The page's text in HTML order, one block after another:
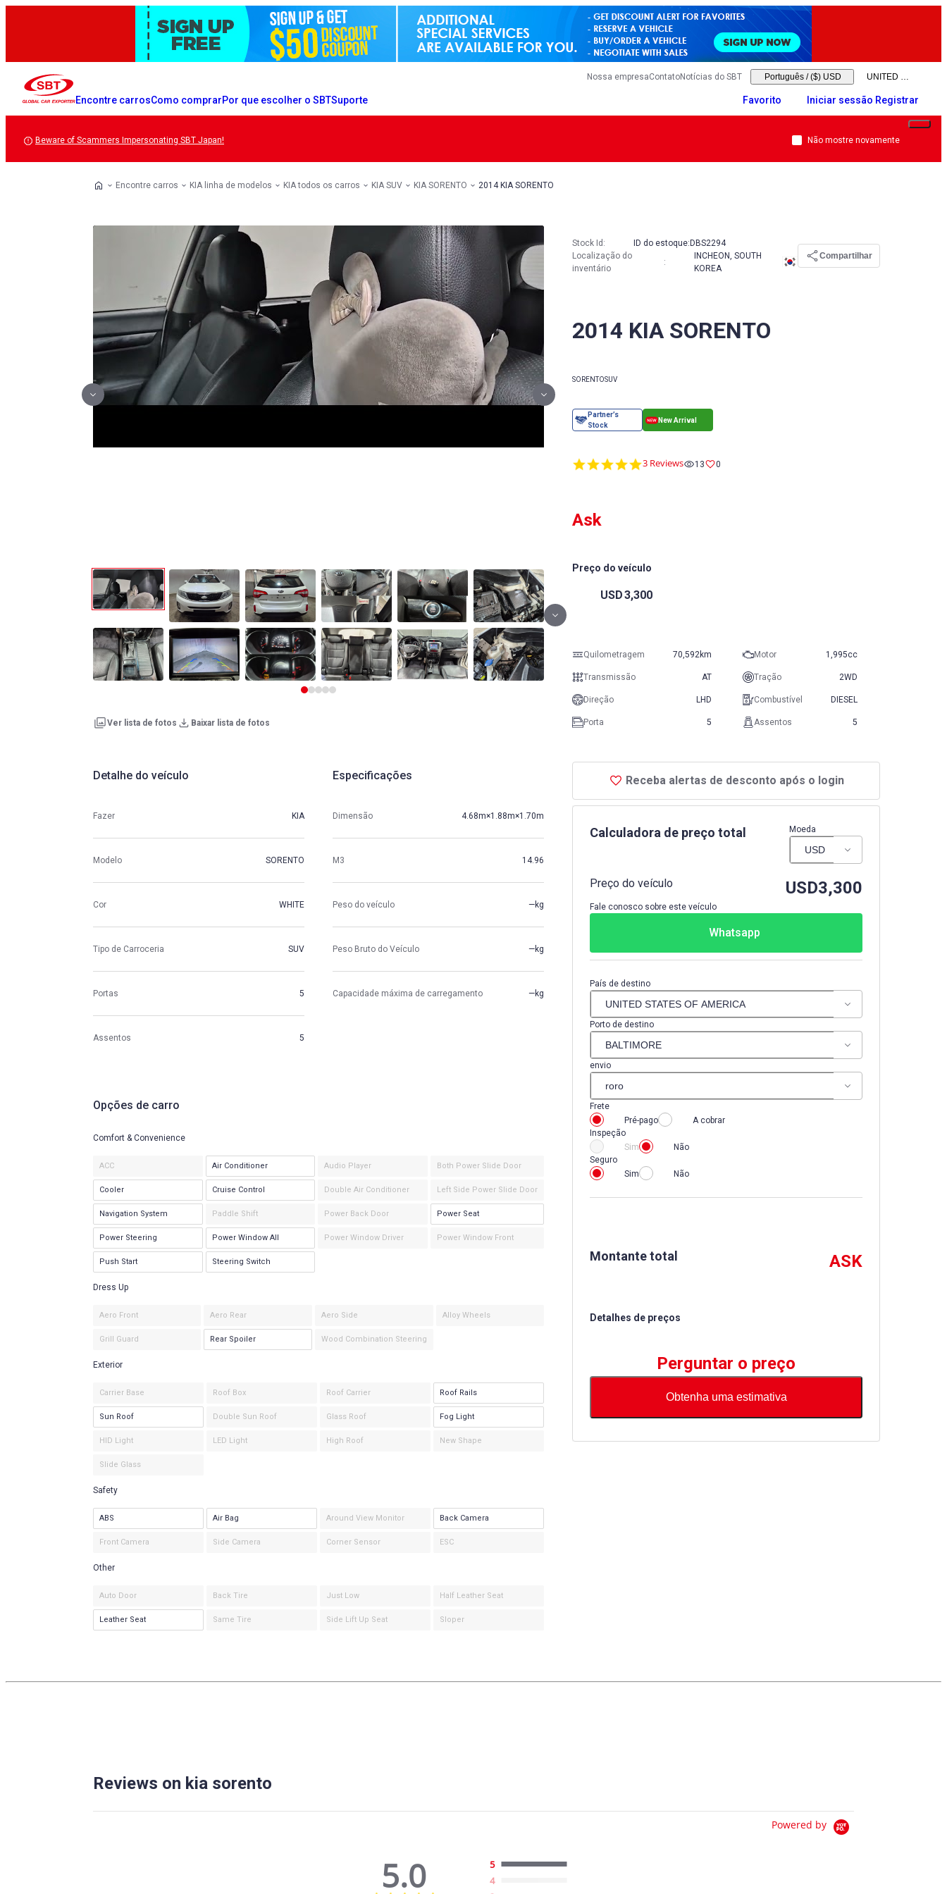
Encontre carrosComo comprarPor que escolher o SBTSuporte
Nossa empresaContatoNotícias do SBT Português / ($) USD
Favorito Iniciar sessão Registrar
Beware of Scammers Impersonating SBT Japan! Não mostre novamente
Encontre carros KIA linha de modelos KIA todos os carros KIA SUV KIA SORENTO 2014 KIA SORENTO
2014 KIA SORENTO
SORENTOSUV
Stock Id: ID do estoque: DBS2294
Localização do
inventário
:
INCHEON, SOUTH
KOREA
Compartilhar
Ver lista de fotos Baixar lista de fotos
5.0
3 Reviews 13 0
Ask
Preço do veículo
USD3,300
Receba alertas de desconto após o login
Quilometragem 70,592km Motor 1,995cc
Transmissão AT Tração 2WD
Direção LHD Combustível DIESEL
Porta 5 Assentos 5
Calculadora de preço total Moeda
Preço do veículo USD3,300
Fale conosco sobre este veículo
Whatsapp
País de destino
Porto de destino
envio
Frete
Pré-pago
A cobrar
Inspeção
Sim
Não
Seguro
Sim
Não
Montante total ASK
Detalhes de preços
Perguntar o preço
Obtenha uma estimativa
Detalhe do veículo
Fazer KIA
Modelo SORENTO
Cor WHITE
Tipo de Carroceria SUV
Portas 5
Assentos 5
Especificações
Dimensão 4.68m×1.88m×1.70m
M3 14.96
Peso do veículo —kg
Peso Bruto do Veículo —kg
Capacidade máxima de carregamento —kg
Opções de carro
Comfort & Convenience
ACC Air Conditioner Audio Player Both Power Slide Door
Cooler Cruise Control Double Air Conditioner Left Side Power Slide Door
Navigation System Paddle Shift Power Back Door Power Seat
Power Steering Power Window All Power Window Driver Power Window Front
Push Start Steering Switch
Dress Up
Aero Front Aero Rear Aero Side Alloy Wheels
Grill Guard Rear Spoiler Wood Combination Steering
Exterior
Carrier Base Roof Box Roof Carrier Roof Rails
Sun Roof Double Sun Roof Glass Roof Fog Light
HID Light LED Light High Roof New Shape
Slide Glass
Safety
ABS Air Bag Around View Monitor Back Camera
Front Camera Side Camera Corner Sensor ESC
Other
Auto Door Back Tire Just Low Half Leather Seat
Leather Seat Same Tire Side Lift Up Seat Sloper
Reviews on kia sorento
Powered by
5.0
5
4